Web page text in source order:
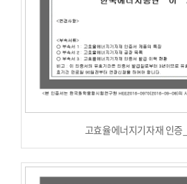
고효율에너지기자재 인